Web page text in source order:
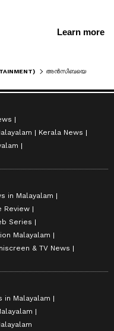
Kerala News
in Malayalam
Review
Series
Malayalam
& TV News
in Malayalam